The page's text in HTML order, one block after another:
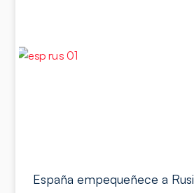
España empequeñece a